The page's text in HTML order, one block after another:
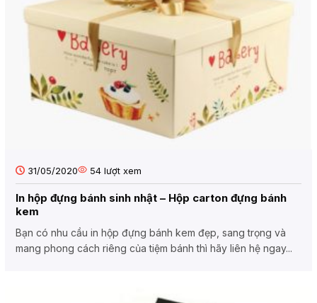
31/05/2020 54 lượt xem
In hộp đựng bánh sinh nhật – Hộp carton đựng bánh
kem
Bạn có nhu cầu in hộp đựng bánh kem đẹp, sang trọng và
mang phong cách riêng của tiệm bánh thì hãy liên hệ ngay...